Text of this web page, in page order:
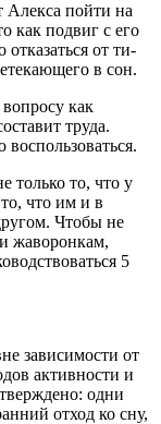
Алекса пойти на
как подвиг с его
отказаться от ти­
в сон.
как
труда.
только то, что у
что им и в
Чтобы не
жаворонкам,
5
зависимости от
активности и
одни
отход ко сну,